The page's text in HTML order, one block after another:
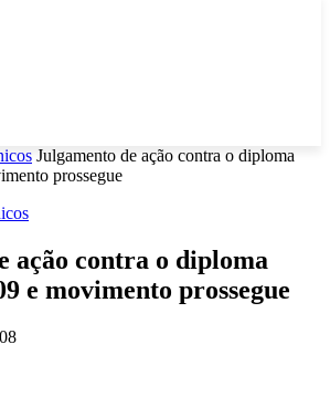
Julgamento de ação contra o diploma
prossegue
ação contra o diploma
e movimento prossegue